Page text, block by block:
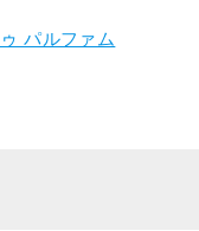
パルファム